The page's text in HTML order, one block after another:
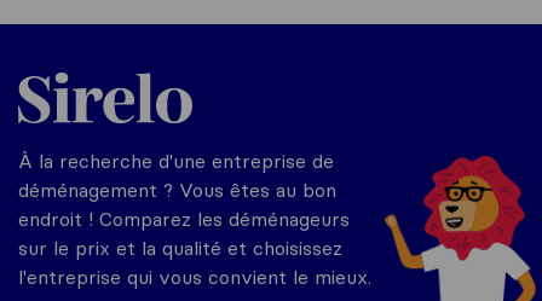
Sirelo.fr
À la recherche d'une entreprise de
déménagement ? Vous êtes au bon
endroit ! Comparez les déménageurs
sur le prix et la qualité et choisissez
l'entreprise qui vous convient le mieux.